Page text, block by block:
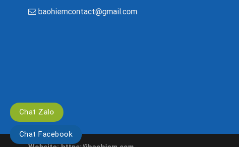
baohiemcontact@gmail.com
Chat Zalo
Chat Facebook